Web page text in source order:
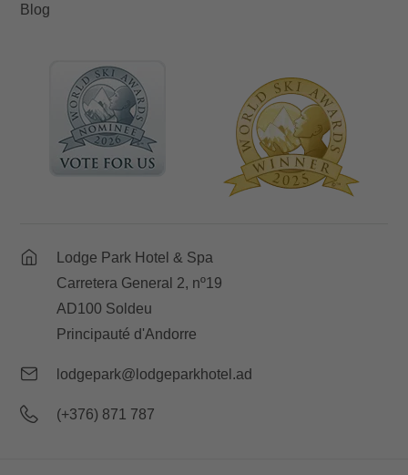
Blog
Lodge Park Hotel & Spa
Carretera General 2, nº19
AD100 Soldeu
Principauté d'Andorre
lodgepark@lodgeparkhotel.ad
(+376) 871 787